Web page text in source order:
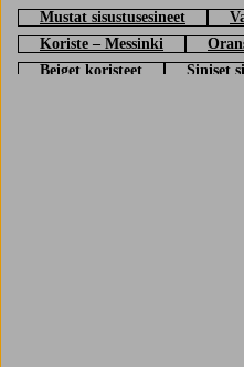
Mustat sisustusesineet
Koriste – Messinki
Beiget koristeet
Siniset